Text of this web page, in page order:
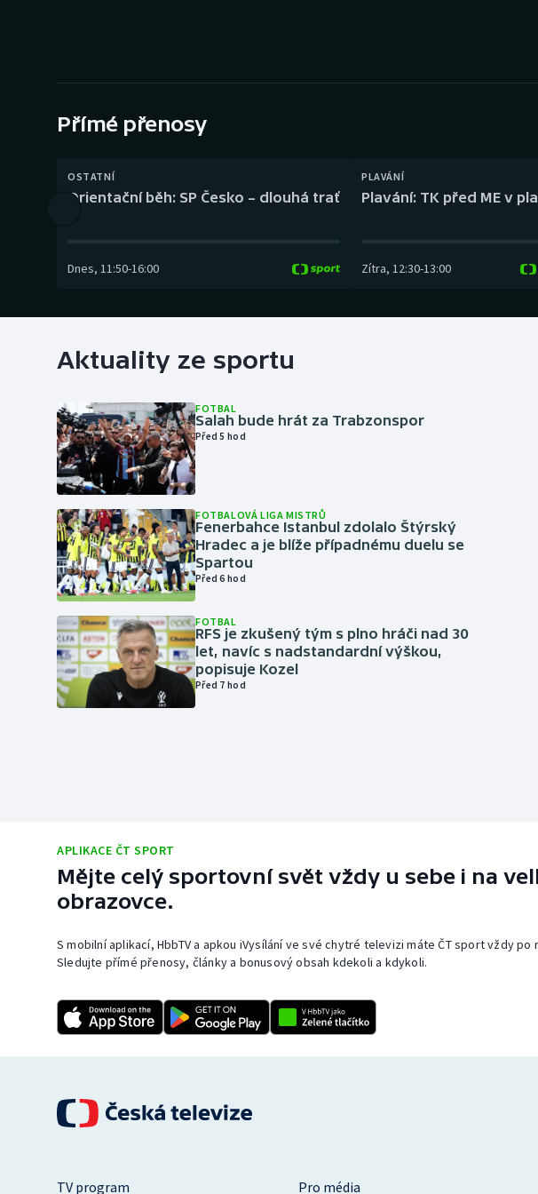
Přímé přenosy
OSTATNÍ
Orientační běh: SP Česko – dlouhá trať
Dnes, 11:50-16:00
PLAVÁNÍ
Plavání: TK před ME v
Zítra, 12:30-13:00
Aktuality ze sportu
FOTBAL
Salah bude hrát za Trabzonspor
Před 5 hod
FOTBALOVÁ LIGA MISTRŮ
Fenerbahce Istanbul zdolalo Štýrský
Hradec a je blíže případnému duelu se
Spartou
Před 6 hod
FOTBAL
RFS je zkušený tým s plno hráči nad 30
let, navíc s nadstandardní výškou,
popisuje Kozel
Před 7 hod
APLIKACE ČT SPORT
Mějte celý sportovní svět vždy u sebe i na
obrazovce.
S mobilní aplikací, HbbTV a apkou iVysílání ve své chytré televizi máte ČT sport vždy po
Sledujte přímé přenosy, články a bonusový obsah kdekoli a kdykoli.
TV program Pro média